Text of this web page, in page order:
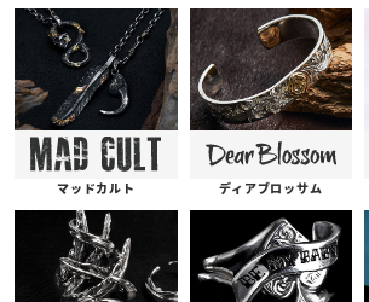
マッドカルト ディアブロッサム